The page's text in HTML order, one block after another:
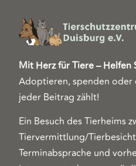
Mit Herz für Tiere – Helfen
Adoptieren, spenden oder
jeder Beitrag zählt!
Ein Besuch des Tierheims
Tiervermittlung/
Terminabsprache und